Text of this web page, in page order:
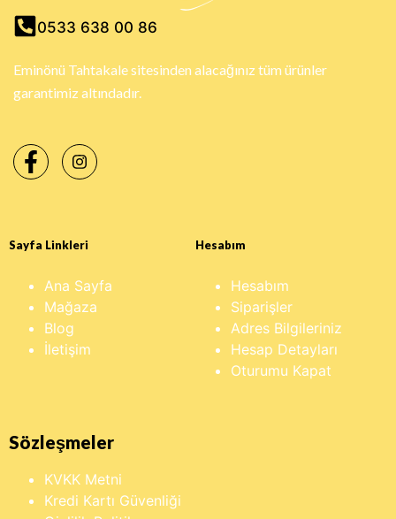
0533 638 00 86
Eminönü Tahtakale sitesinden alacağınız tüm ürünler
garantimiz altındadır.
Sayfa Linkleri
Ana Sayfa
Mağaza
Blog
İletişim
Hesabım
Hesabım
Siparişler
Adres Bilgileriniz
Hesap Detayları
Oturumu Kapat
Sözleşmeler
KVKK Metni
Kredi Kartı Güvenliği